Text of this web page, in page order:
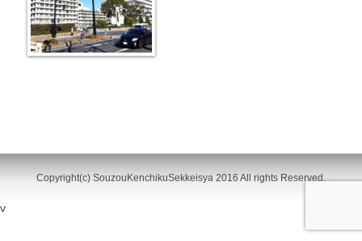
Copyright(c) SouzouKenchikuSekkeisya 2016 All rights Reserved.
v